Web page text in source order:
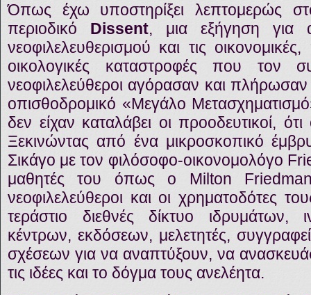
Όπως έχω υποστηρίξει λεπτομερώς στο
περιοδικό Dissent, μια εξήγηση για
νεοφιλελευθερισμού και τις οικονομικές,
οικολογικές καταστροφές που τον
νεοφιλελεύθεροι αγόρασαν και
οπισθοδρομικό «Μεγάλο
δεν είχαν καταλάβει οι προοδευτικοί,
Ξεκινώντας από ένα μικροσκοπικό
Σικάγο με τον φιλόσοφο-οικονομολόγο
μαθητές του όπως ο Milton
νεοφιλελεύθεροι και οι χρηματοδότες
τεράστιο διεθνές δίκτυο ιδρυμάτων,
κέντρων, εκδόσεων, μελετητές,
σχέσεων για να αναπτύξουν, να
τις ιδέες και το δόγμα τους ανελέητα.